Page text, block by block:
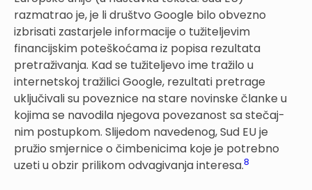
razmatrao je, je li društvo Google bilo obvezno
izbrisati zastarjele informacije o tužiteljevim
financijskim poteškoćama iz popisa rezultata
pretraživanja. Kad se tužiteljevo ime tražilo u
internetskoj tražilici Google, rezultati pretrage
uključivali su poveznice na stare novinske članke u
kojima se navodila njegova povezanost sa stečaj­
nim postupkom. Slijedom navedenog, Sud EU je
pružio smjer­nice o čimbenicima koje je potrebno
uzeti u obzir prilikom odvagivanja inte­resa.8